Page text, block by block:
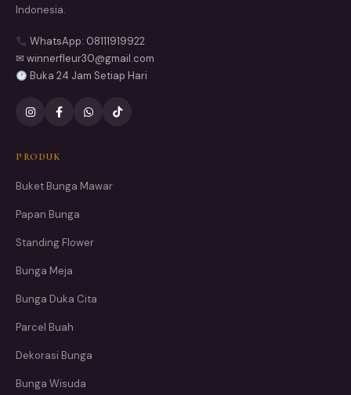
Indonesia.
WhatsApp: 08111919922
✉ winnerfleur30@gmail.com
Buka 24 Jam Setiap Hari
PRODUK
Buket Bunga Mawar
Papan Bunga
Standing Flower
Bunga Meja
Bunga Duka Cita
Parcel Buah
Dekorasi Bunga
Bunga Wisuda